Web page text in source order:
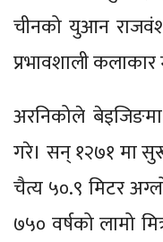
चीनको युआन
प्रभावशाली कलाकार
अरनिकोले
गरे। सन् १२७१ मा
चैत्य ५०.९ मिटर
७५० वर्षको लामो